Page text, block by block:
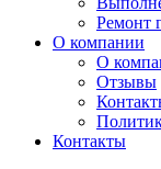
Ремонт
О компании
О
Отзывы
Контакты